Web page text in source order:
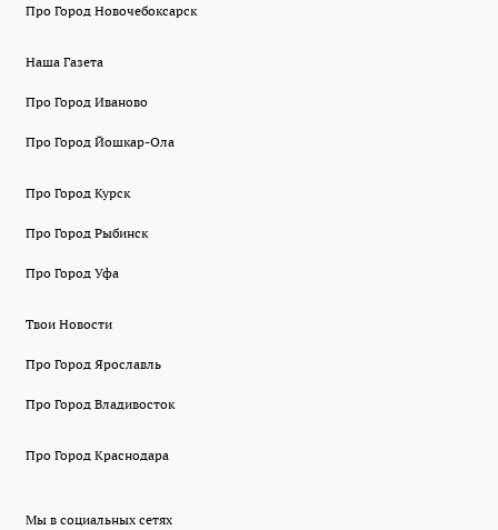
Про Город Новочебоксарск
Наша Газета
Про Город Иваново
Про Город Йошкар-Ола
Про Город Курск
Про Город Рыбинск
Про Город Уфа
Твои Новости
Про Город Ярославль
Про Город Владивосток
Про Город Краснодара
Мы в социальных сетях